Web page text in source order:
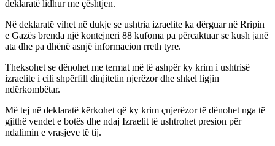
deklaratë lidhur me çështjen.
Në deklaratë vihet në dukje se ushtria izraelite ka dërguar në Rripin
e Gazës brenda një kontejneri 88 kufoma pa përcaktuar se kush janë
ata dhe pa dhënë asnjë informacion rreth tyre.
Theksohet se dënohet me termat më të ashpër ky krim i ushtrisë
izraelite i cili shpërfill dinjitetin njerëzor dhe shkel ligjin
ndërkombëtar.
Më tej në deklaratë kërkohet që ky krim çnjerëzor të dënohet nga të
gjithë vendet e botës dhe ndaj Izraelit të ushtrohet presion për
ndalimin e vrasjeve të tij.